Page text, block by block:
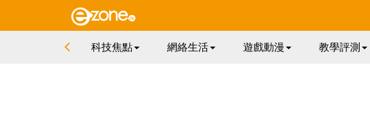
科技焦點 網絡生活 遊戲動漫 教學評測